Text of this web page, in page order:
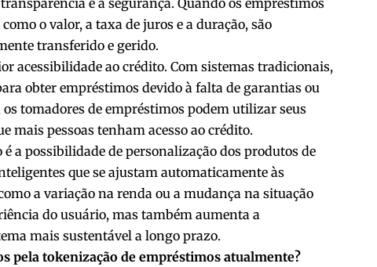
e a segurança. Quando os empréstimos
o valor, a taxa de juros e a duração, são
transferido e gerido.
acessibilidade ao crédito. Com sistemas tradicionais,
obter empréstimos devido à falta de garantias ou
tomadores de empréstimos podem utilizar seus
pessoas tenham acesso ao crédito.
a possibilidade de personalização dos produtos de
que se ajustam automaticamente às
a variação na renda ou a mudança na situação
do usuário, mas também aumenta a
mais sustentável a longo prazo.
pela tokenização de empréstimos atualmente?